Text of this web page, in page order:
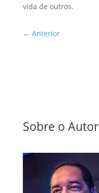
vida de outros.
← Anterior
Sobre o Autor